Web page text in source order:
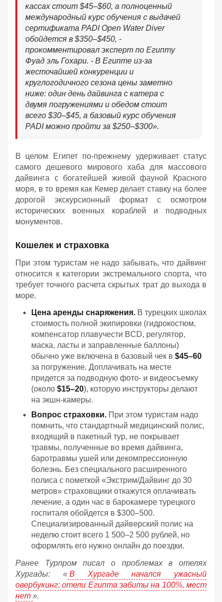
кассах стоит $45–$60, а полноценный
международный курс обучения с выдачей
сертификата PADI Open Water Diver
обойдется в $350–$450, -
прокомментировал эксперт по Египту
Фуад эль Гохари. - В Египте из-за
жесточайшей конкуренции и
круглогодичного сезона цены заметно
ниже: один день дайвинга с катера с
двумя погружениями и обедом стоит
всего $30–$45, а базовый курс обучения
PADI можно пройти за $250–$300».
В целом Египет по-прежнему удерживает статус
самого дешевого мирового хаба для массового
дайвинга с богатейшей живой фауной Красного
моря, в то время как Кемер делает ставку на более
дорогой экскурсионный формат с осмотром
исторических военных кораблей и подводных
монументов.
Кошелек и страховка
При этом туристам не надо забывать, что дайвинг
относится к категории экстремального спорта, что
требует точного расчета скрытых трат до выхода в
море.
Цена аренды снаряжения. В турецких школах
стоимость полной экипировки (гидрокостюм,
компенсатор плавучести BCD, регулятор,
маска, ласты и заправленные баллоны)
обычно уже включена в базовый чек в $45–60
за погружение. Доплачивать на месте
придется за подводную фото- и видеосъемку
(около $15–20), которую инструкторы делают
на экшн-камеры.
Вопрос страховки. При этом туристам надо
помнить, что стандартный медицинский полис,
входящий в пакетный тур, не покрывает
травмы, полученные во время дайвинга,
баротравмы ушей или декомпрессионную
болезнь. Без специального расширенного
полиса с пометкой «Экстрим/Дайвинг до 30
метров» страховщики откажутся оплачивать
лечение, а один час в барокамере турецкого
госпиталя обойдется в $300–500.
Специализированный дайверский полис на
неделю стоит всего 1 500–2 500 рублей, но
оформлять его нужно онлайн до поездки.
Ранее Турпром писал о проблемах в отелях
Хургады: « В Хургаде начался ужасный
овербукинг: отели Египта забиты на 100%, мест
нет ».